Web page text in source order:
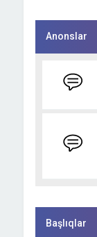
Anonslar
Başlıqlar